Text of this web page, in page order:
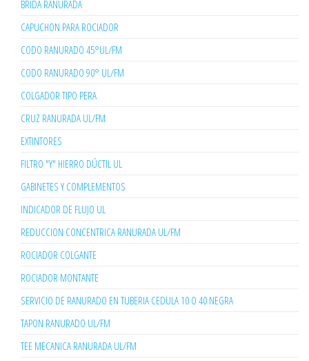
BRIDA RANURADA
CAPUCHON PARA ROCIADOR
CODO RANURADO 45°UL/FM
CODO RANURADO 90° UL/FM
COLGADOR TIPO PERA
CRUZ RANURADA UL/FM
EXTINTORES
FILTRO "Y" HIERRO DÚCTIL UL
GABINETES Y COMPLEMENTOS
INDICADOR DE FLUJO UL
REDUCCION CONCENTRICA RANURADA UL/FM
ROCIADOR COLGANTE
ROCIADOR MONTANTE
SERVICIO DE RANURADO EN TUBERIA CEDULA 10 O 40 NEGRA
TAPON RANURADO UL/FM
TEE MECANICA RANURADA UL/FM